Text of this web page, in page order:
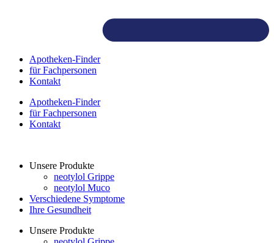
Apotheken-Finder
für Fachpersonen
Kontakt
Apotheken-Finder
für Fachpersonen
Kontakt
Unsere Produkte
neotylol Grippe
neotylol Muco
Verschiedene Symptome
Ihre Gesundheit
Unsere Produkte